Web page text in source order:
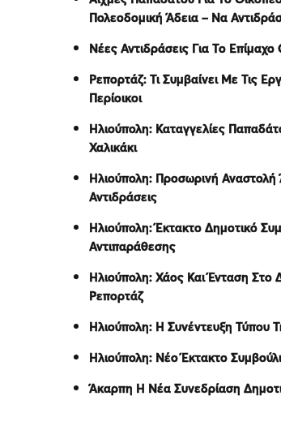
Πολεοδομική Άδεια – Να
Nέες Αντιδράσεις Για Το
Ρεπορτάζ: Τι Συμβαίνει Με Τις
Περίοικοι
Ηλιούπολη: Καταγγελίες
Χαλικάκι
Ηλιούπολη: Προσωρινή
Αντιδράσεις
Ηλιούπολη: Έκτακτο Δημοτικό
Αντιπαράθεσης
Ηλιούπολη: Χάος Και Ένταση Στο
Ρεπορτάζ
Ηλιούπολη: Η Συνέντευξη Τύπου
Ηλιούπολη: Νέο Έκτακτο
Άκαρπη Η Νέα Συνεδρίαση